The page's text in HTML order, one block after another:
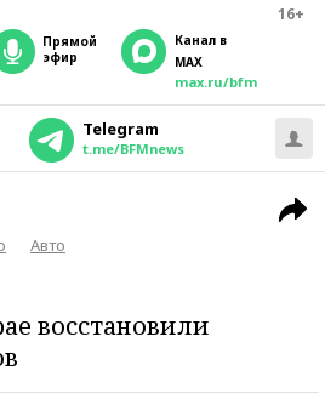
16+
прямой
эфир
Канал в
MAX
max.ru/bfm
Telegram
t.me/BFMnews
Авто
восстановили